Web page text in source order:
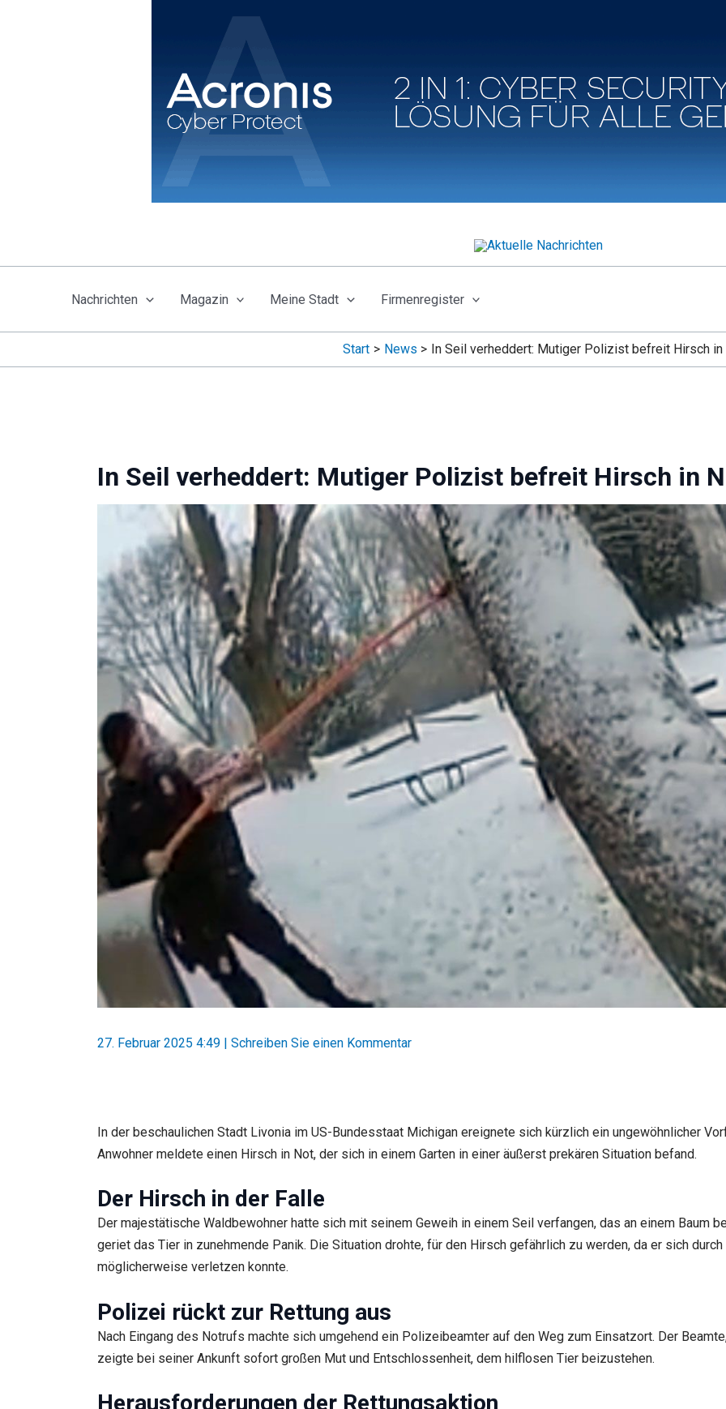
Nachrichten Magazin Meine Stadt Firmenregister
Start News In Seil verheddert: Mutiger Polizist befreit Hirsch in
In Seil verheddert: Mutiger Polizist befreit Hirsch in
27. Februar 2025 4:49 | Schreiben Sie einen Kommentar
In der beschaulichen Stadt Livonia im US-Bundesstaat Michigan ereignete sich kürzlich ein ungewöhnlicher
Anwohner meldete einen Hirsch in Not, der sich in einem Garten in einer äußerst prekären Situation befand.
Der Hirsch in der Falle
Der majestätische Waldbewohner hatte sich mit seinem Geweih in einem Seil verfangen, das an einem Baum
geriet das Tier in zunehmende Panik. Die Situation drohte, für den Hirsch gefährlich zu werden, da er sich
möglicherweise verletzen konnte.
Polizei rückt zur Rettung aus
Nach Eingang des Notrufs machte sich umgehend ein Polizeibeamter auf den Weg zum Einsatzort. Der
zeigte bei seiner Ankunft sofort großen Mut und Entschlossenheit, dem hilflosen Tier beizustehen.
Herausforderungen der Rettungsaktion